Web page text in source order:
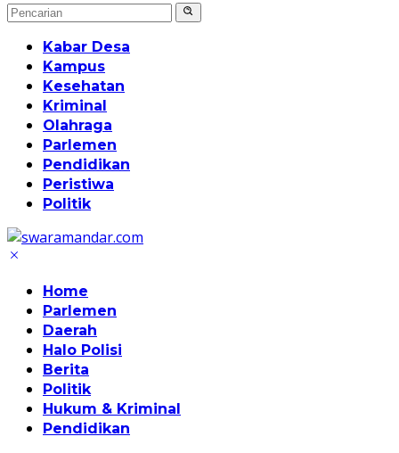
Kabar Desa
Kampus
Kesehatan
Kriminal
Olahraga
Parlemen
Pendidikan
Peristiwa
Politik
Home
Parlemen
Daerah
Halo Polisi
Berita
Politik
Hukum & Kriminal
Pendidikan